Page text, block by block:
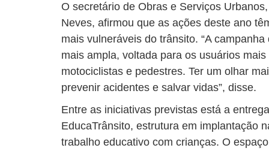
O secretário de Obras e Serviços
Neves, afirmou que as ações deste ano
mais vulneráveis do trânsito. “A
mais ampla, voltada para os usuários
motociclistas e pedestres. Ter um olhar
prevenir acidentes e salvar vidas”, disse.
Entre as iniciativas previstas está a
EducaTrânsito, estrutura em implantação
trabalho educativo com crianças. O